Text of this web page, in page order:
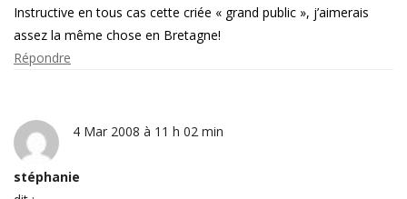
Instructive en tous cas cette criée « grand public », j’aimerais
assez la même chose en Bretagne!
Répondre
stéphanie
4 Mar 2008 à 11 h 02 min